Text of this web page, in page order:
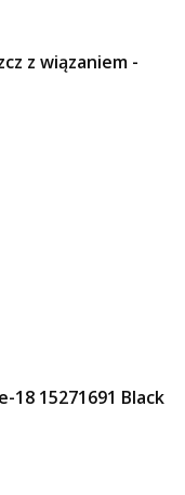
z wiązaniem -
18 15271691 Black